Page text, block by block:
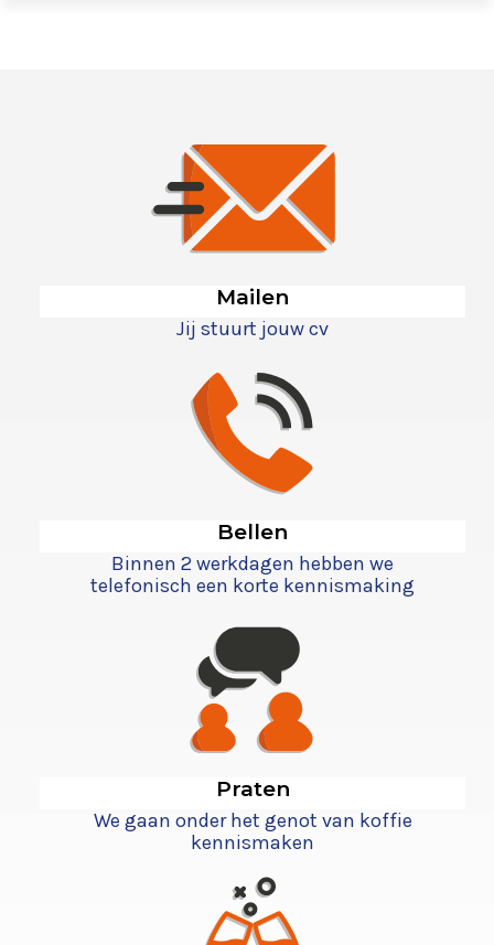
Mailen
Jij stuurt jouw cv
Bellen
Binnen 2 werkdagen hebben we
telefonisch een korte kennismaking
Praten
We gaan onder het genot van koffie
kennismaken